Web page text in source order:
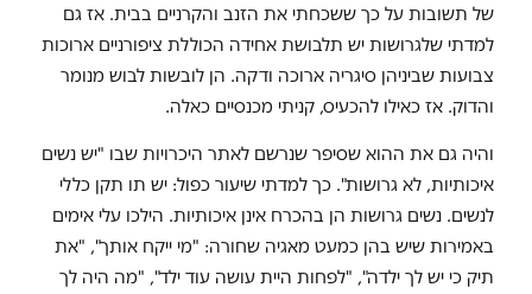
של תשובות על כך ששכחתי את הזנב והקרניים בבית. אז גם
למדתי שלגרושות יש תלבושת אחידה הכוללת ציפורניים ארוכות
צבועות שביניהן סיגריה ארוכה ודקה. הן לובשות לבוש מנומר
והדוק. אז כאילו להכעיס, קניתי מכנסיים כאלה.
והיה גם את ההוא שסיפר שנרשם לאתר היכרויות שבו "יש נשים
איכותיות, לא גרושות". כך למדתי שיעור כפול: יש תו תקן כללי
לנשים. נשים גרושות הן בהכרח אינן איכותיות. הילכו עלי אימים
באמירות שיש בהן כמעט מאגיה שחורה: "מי ייקח אותך", "את
תיק כי יש לך ילדה", "לפחות היית עושה עוד ילד", "מה היה לך